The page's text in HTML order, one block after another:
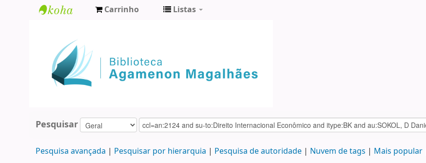
Agamenon
Magalhães
Carrinho Listas
Pesquisar
Pesquisa avançada Pesquisar por hierarquia Pesquisa de autoridade Nuvem de tags Mais popular